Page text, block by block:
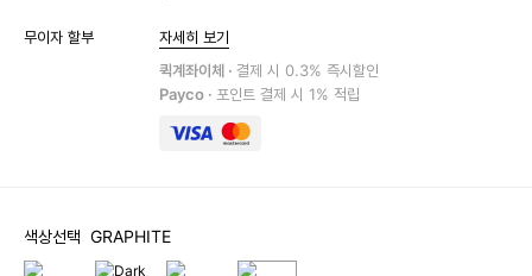
무이자 할부
자세히 보기
퀵계좌이체 · 결제 시 0.3% 즉시할인
Payco · 포인트 결제 시 1% 적립
색상선택 GRAPHITE